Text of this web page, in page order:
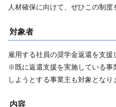
人材確保に向けて、ぜひこの制度
対象者
雇用する社員の奨学金返還を支援
※既に返還支援を実施している事
しようとする事業主も対象となり
内容